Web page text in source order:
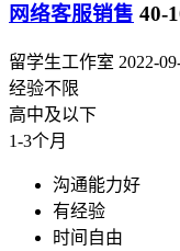
网络客服销售 40-
留学生工作室 2022-
经验不限
高中及以下
1-3个月
沟通能力好
有经验
时间自由